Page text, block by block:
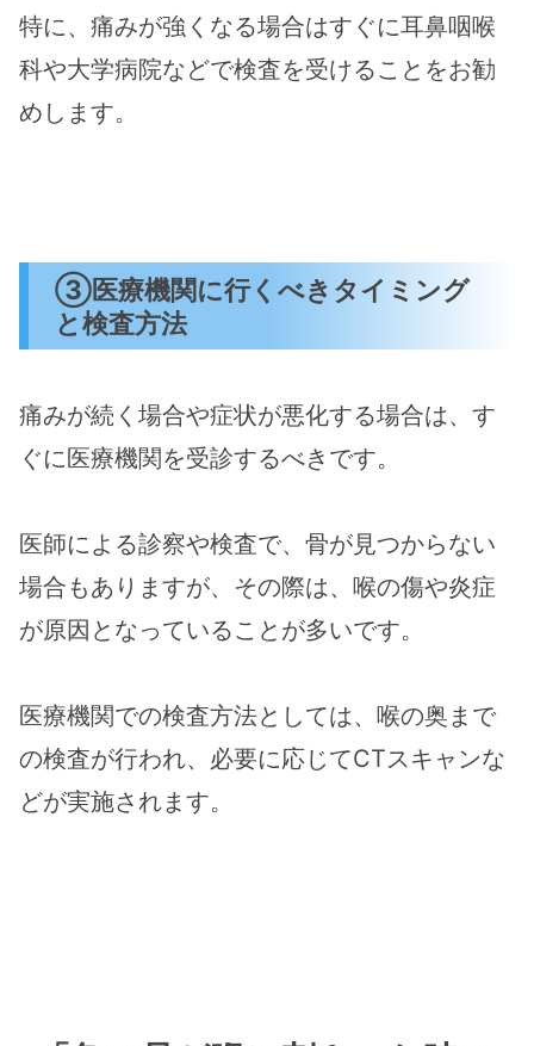
特に、痛みが強くなる場合はすぐに耳鼻咽喉
科や大学病院などで検査を受けることをお勧
めします​。
③医療機関に行くべきタイミング
と検査方法
痛みが続く場合や症状が悪化する場合は、す
ぐに医療機関を受診するべきです。
医師による診察や検査で、骨が見つからない
場合もありますが、その際は、喉の傷や炎症
が原因となっていることが多いです​。
医療機関での検査方法としては、喉の奥まで
の検査が行われ、必要に応じてCTスキャンな
どが実施されます​​。